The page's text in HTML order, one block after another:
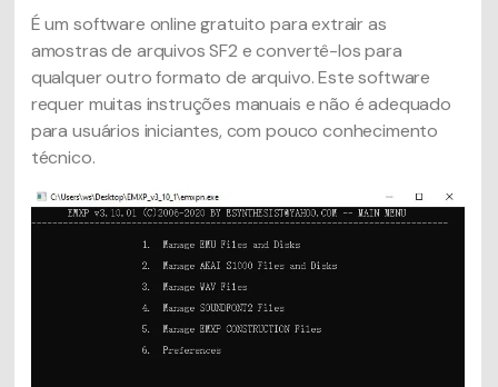
É um software online gratuito para extrair as
amostras de arquivos SF2 e convertê-los para
qualquer outro formato de arquivo. Este software
requer muitas instruções manuais e não é adequado
para usuários iniciantes, com pouco conhecimento
técnico.